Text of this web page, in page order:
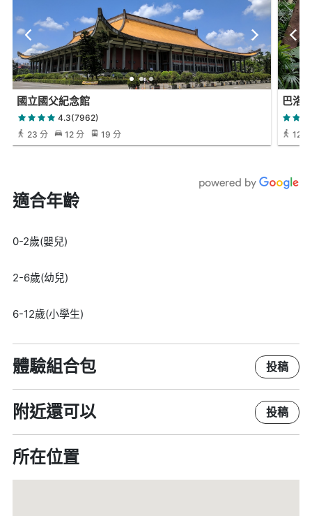
國立國父紀念館
4.3(7962)
23 分
12 分 19 分
巴洛
12 分
適合年齡
0-2歲(嬰兒)
2-6歲(幼兒)
6-12歲(小學生)
體驗組合包 投稿
附近還可以 投稿
所在位置